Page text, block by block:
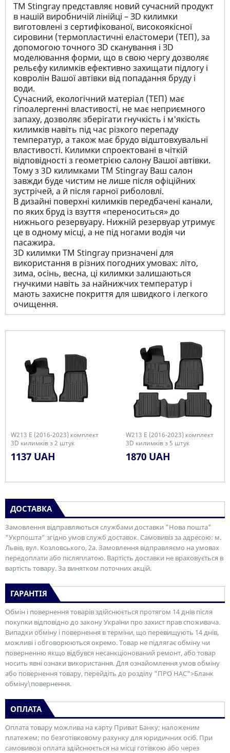
ТМ Stingray представляє новий сучасний продукт
в нашій виробничій лінійці – ЗD килимки
виготовлені з сертифікованої, високоякісної
сировини (термопластичні еластомери (ТЕП), за
допомогою точного ЗD сканування і ЗD
моделювання форми, що в свою чергу дозволяє
рельєфу килимків ефективно захищати підлогу і
ковролін Вашої автівки від попадання бруду і
води.
Сучасний, екологічний матеріал (ТЕП) має
гіпоалергенні властивості, не має неприємного
запаху, дозволяє зберігати гнучкість і м'якість
килимків навіть під час різкого перепаду
температур, а також має брудо відштовхувальні
властивості. Килимки спроектовані в чіткій
відповідності з геометрією салону Вашої автівки.
Тому з 3D килимками TM Stingray Ваш салон
завжди буде чистим не лише після офіційних
зустрічей, а й після гарної риболовлі.
В дизайні поверхні килимків передбачені канали,
по яких бруд із взуття «переноситься» до
нижнього резервуару. Нижній резервуар утримує
це в одному місці, а не під ногами водія чи
пасажира.
3D килимки TM Stingray призначені для
використання в різних погодних умовах: літо,
зима, осінь, весна, ці килимки залишаються
гнучкими навіть за найнижчих температур і
мають захисне покриття для швидкого і легкого
очищення.
W213 E (2016-2023) комплект
3D килимків з 2 штук
1137 UAH
W213 E (2016-2023) комплект
3D килимків з 5 штук
1870 UAH
ДОСТАВКА
Замовлення відправляються службами доставки "Нова пошта"
"Укрпошта” згідно умов служб доставок. Самовивіз за адресою: м.
Львів, вул. Козловського, 2а. Замовлення відправляємо на умовах
передоплати або післяплатою. Вартість доставки не враховується в
вартість товару. За винятком поточних акцій.
ГАРАНТІЯ
Обмін і повернення товарів здійснюється протягом 14 днів після
покупки відповідно до закону України про захист прав споживача.
Випадки обміну і повернення в терміни, що перевищують 14 днів,
можливі і обговорюються окремо. Товар не підлягає обміну чи
поверненню якщо відбувся несанкціонований ремонт, або товар
носить явні ознаки використання. Для ознайомлення умов обміну
або повернення товару, перейдіть до розділу "ПРО НАС">Бланк
обміну\повернення.
ОПЛАТА
Оплата товару можлива на карту Приват Банку; наложеним
платежем; по безготівковому рахунку для юридичних осіб. При
самовивозі оплата здійснюється на місці готівкою або через